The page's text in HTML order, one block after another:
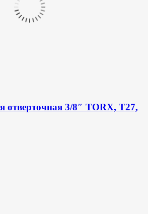
отверточная 3/8″ TORX, T27,